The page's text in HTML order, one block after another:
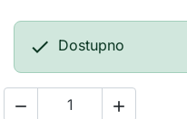
 Dostupno
 